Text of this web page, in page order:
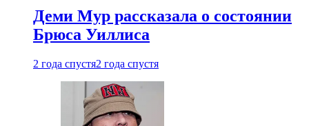
Деми Мур рассказала о состоянии
Брюса Уиллиса
2 года спустя2 года спустя